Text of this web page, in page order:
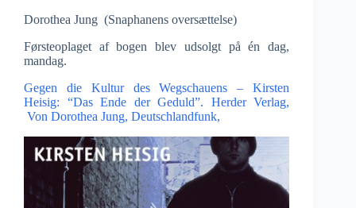
Dorothea Jung (Snaphanens oversættelse)
Førsteoplaget af bogen blev udsolgt på én dag,
mandag.
Gegen die Kultur des Wegschauens – Kirsten
Heisig: “Das Ende der Geduld”. Herder Verlag,
Von Dorothea Jung, Deutschlandfunk,